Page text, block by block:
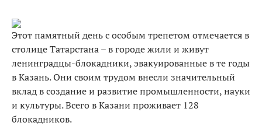
Этот памятный день с особым трепетом отмечается в
столице Татарстана – в городе жили и живут
ленинградцы-блокадники, эвакуированные в те годы
в Казань. Они своим трудом внесли значительный
вклад в создание и развитие промышленности, науки
и культуры. Всего в Казани проживает 128
блокадников.